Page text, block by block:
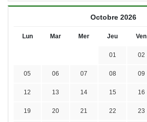
Octobre 2026
Lun Mar Mer Jeu Ven
01 02
05 06 07 08 09
12 13 14 15 16
19 20 21 22 23